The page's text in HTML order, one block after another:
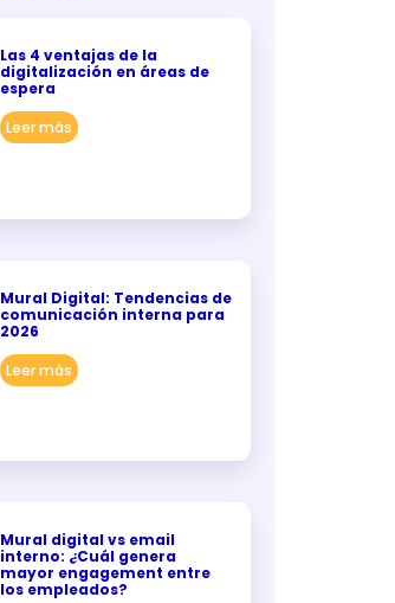
Las 4 ventajas de la
digitalización en áreas de
espera
Leer más
Mural Digital: Tendencias de
comunicación interna para
2026
Leer más
Mural digital vs email
interno: ¿Cuál genera
mayor engagement entre
los empleados?